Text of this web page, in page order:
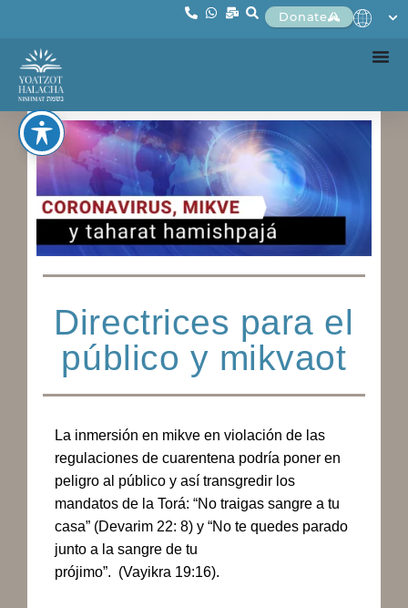
Donate
Directrices para el
público y mikvaot
La inmersión en mikve en violación de las
regulaciones de cuarentena podría poner en
peligro al público y así transgredir los
mandatos de la Torá: “No traigas sangre a tu
casa” (Devarim 22: 8) y “No te quedes parado
junto a la sangre de tu
prójimo”. (Vayikra 19:16).